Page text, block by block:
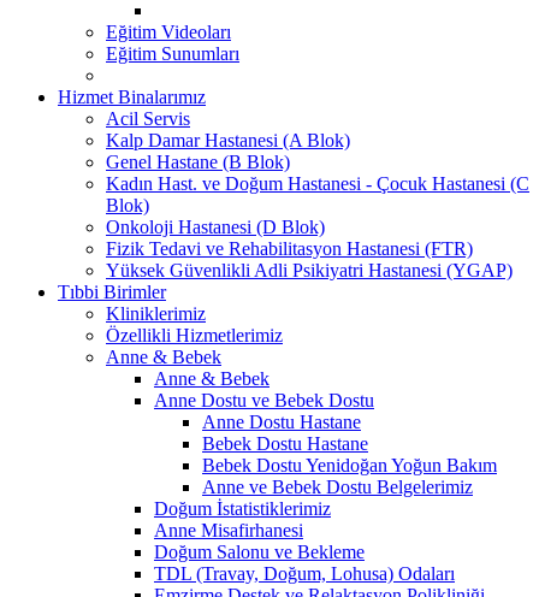
Eğitim Videoları
Eğitim Sunumları
Hizmet Binalarımız
Acil Servis
Kalp Damar Hastanesi (A Blok)
Genel Hastane (B Blok)
Kadın Hast. ve Doğum Hastanesi - Çocuk Hastanesi (C
Blok)
Onkoloji Hastanesi (D Blok)
Fizik Tedavi ve Rehabilitasyon Hastanesi (FTR)
Yüksek Güvenlikli Adli Psikiyatri Hastanesi (YGAP)
Tıbbi Birimler
Kliniklerimiz
Özellikli Hizmetlerimiz
Anne & Bebek
Anne & Bebek
Anne Dostu ve Bebek Dostu
Anne Dostu Hastane
Bebek Dostu Hastane
Bebek Dostu Yenidoğan Yoğun Bakım
Anne ve Bebek Dostu Belgelerimiz
Doğum İstatistiklerimiz
Anne Misafirhanesi
Doğum Salonu ve Bekleme
TDL (Travay, Doğum, Lohusa) Odaları